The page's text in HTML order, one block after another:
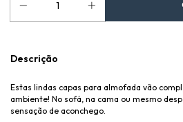
Descrição
Estas lindas capas para almofada vão
ambiente! No sofá, na cama ou mesmo
sensação de aconchego.